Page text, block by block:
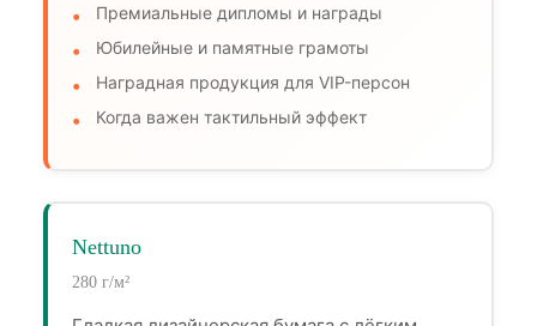
Премиальные дипломы и награды
Юбилейные и памятные грамоты
Наградная продукция для VIP-персон
Когда важен тактильный эффект
Nettuno
280 г/м²